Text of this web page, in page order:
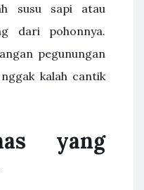
susu sapi atau
dari pohonnya.
pegunungan
kalah cantik
yang